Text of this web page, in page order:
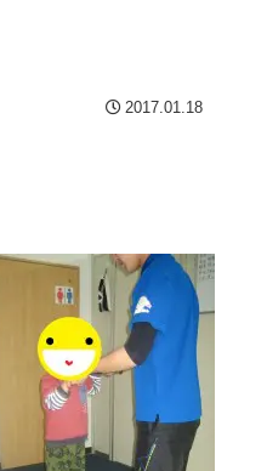
2017.01.18